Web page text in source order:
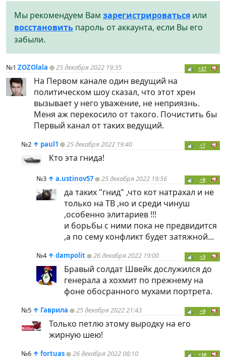
Мы рекомендуем Вам зарегистрироваться или
восстановить пароль от аккаунта, если Вы его
забыли.
№1 ZOZOlala 25 декабря 2022 19:35 +17
На Первом канале один ведущий на
политическом шоу сказал, что этот хрен
вызывает у него уважение, не неприязнь.
Меня аж перекосило от такого. Почистить бы
Первый канал от таких ведущий.
№2 ↑ paul1 25 декабря 2022 19:40 +7
Кто эта гнида!
№3 ↑ a.ustinov57 25 декабря 2022 19:56 +8
да таких "гнид" ,что кот натрахал и не
только на ТВ ,но и среди чинуш
,особенно элитариев !!!
и борьбы с ними пока не предвидится
,а по сему конфликт будет затяжной...
№4 ↑ dampolit 26 декабря 2022 19:00 +3
Бравый солдат Швейк дослужился до
генерала а хохмит по прежнему на
фоне обосранного мухами портрета.
№5 ↑ Гаврила 25 декабря 2022 21:43 +9
Только петлю этому выродку на его
жирную шею!
№6 ↑ fortuas 26 декабря 2022 08:10 +10